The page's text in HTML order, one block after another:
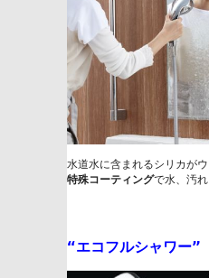
水道水に含まれるシリカが
特殊コーティングで水、汚
“エコフルシャワー”